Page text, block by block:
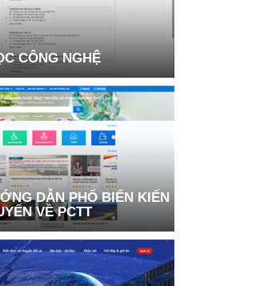
CÔNG NGHỆ
DẪN PHỔ BIẾN KIẾN
VỀ PCTT